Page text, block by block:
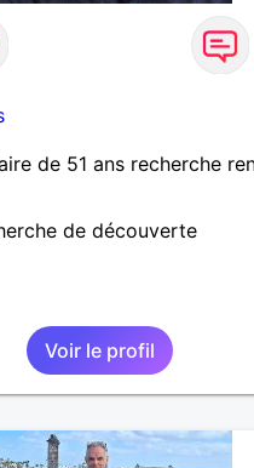
de 51 ans recherche
de découverte
Voir le profil